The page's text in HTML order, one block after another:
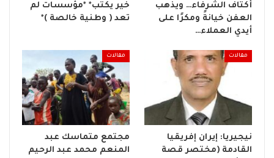
أكتاف الشرفاء… ويذهب
العفن خيانةً ومكرًا على
أيدي العملاء…
خير يكتب* *مؤسسات لم
تعد ( وطنية خالصة )*
مقالات
نيجيريا: إيران إفريقيا
القادمة (مختصر قصة
مقالات
مجتمع متماسك عبد
المنعم محمد عبد الرحيم